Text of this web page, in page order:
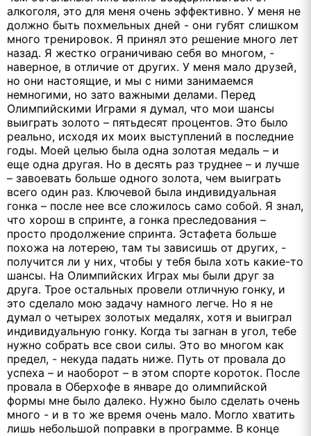
алкоголя, это для меня очень эффективно. У меня не
должно быть похмельных дней - они губят слишком
много тренировок. Я принял это решение много лет
назад. Я жестко ограничиваю себя во многом, -
наверное, в отличие от других. У меня мало друзей,
но они настоящие, и мы с ними занимаемся
немногими, но зато важными делами. Перед
Олимпийскими Играми я думал, что мои шансы
выиграть золото – пятьдесят процентов. Это было
реально, исходя их моих выступлений в последние
годы. Моей целью была одна золотая медаль – и
еще одна другая. Но в десять раз труднее – и лучше
– завоевать больше одного золота, чем выиграть
всего один раз. Ключевой была индивидуальная
гонка – после нее все сложилось само собой. Я знал,
что хорош в спринте, а гонка преследования –
просто продолжение спринта. Эстафета больше
похожа на лотерею, там ты зависишь от других, -
получится ли у них, чтобы у тебя была хоть какие-то
шансы. На Олимпийских Играх мы были друг за
друга. Трое остальных провели отличную гонку, и
это сделало мою задачу намного легче. Но я не
думал о четырех золотых медалях, хотя и выиграл
индивидуальную гонку. Когда ты загнан в угол, тебе
нужно собрать все свои силы. Это во многом как
предел, - некуда падать ниже. Путь от провала до
успеха – и наоборот – в этом спорте короток. После
провала в Оберхофе в январе до олимпийской
формы мне было далеко. Нужно было сделать очень
много - и в то же время очень мало. Могло хватить
лишь небольшой поправки в программе. В конце